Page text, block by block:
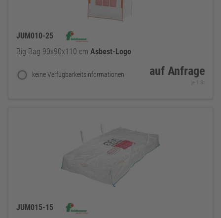
JUM010-25
Big Bag 90x90x110 cm Asbest-Logo
keine Verfügbarkeitsinformationen auf Anfrage
je 1 St
JUM015-15